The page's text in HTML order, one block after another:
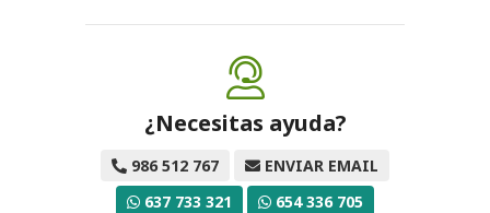
¿Necesitas ayuda?
986 512 767
ENVIAR EMAIL
637 733 321
654 336 705